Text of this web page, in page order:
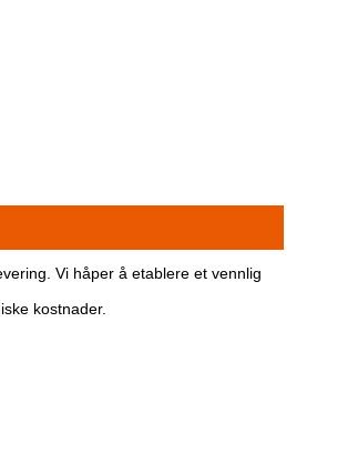
Vi håper å etablere et vennlig
kostnader.